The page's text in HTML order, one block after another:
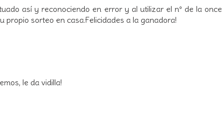
así y reconociendo en error y al utilizar el nº de la once
propio sorteo en casa.Felicidades a la ganadora!
le da vidilla!